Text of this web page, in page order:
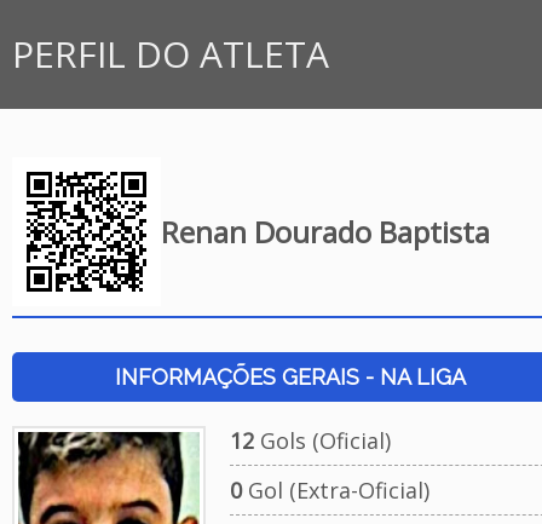
PERFIL DO ATLETA
Renan Dourado Baptista
INFORMAÇÕES GERAIS - NA LIGA
12Gols (Oficial)
0Gol (Extra-Oficial)